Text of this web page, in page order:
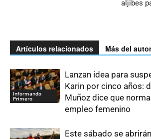
aljibes
Artículos relacionados Más del autor
Informando
Primero
Lanzan idea para
Karin por cinco años:
Muñoz dice que
empleo femenino
Este sábado se